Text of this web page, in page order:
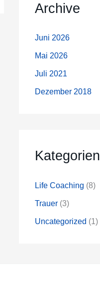
Archive
Juni 2026
Mai 2026
Juli 2021
Dezember 2018
Kategorien
Life Coaching (8)
Trauer (3)
Uncategorized (1)